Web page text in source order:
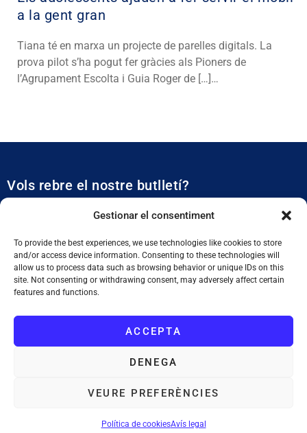
Gestionar el consentiment
To provide the best experiences, we use technologies like cookies to store
and/or access device information. Consenting to these technologies will
allow us to process data such as browsing behavior or unique IDs on this
site. Not consenting or withdrawing consent, may adversely affect certain
features and functions.
ACCEPTA
DENEGA
VEURE PREFERÈNCIES
Política de cookiesAvís legal
a la gent gran
Tiana té en marxa un projecte de parelles digitals. La
prova pilot s’ha pogut fer gràcies als Pioners de
l’Agrupament Escolta i Guia Roger de […]…
Vols rebre el nostre butlletí?
He llegit i accepto laPolítica de Privacitat
Ajuntament de Tiana: Plaça de la Vila, 1. 08391 Tiana. Tel. 933 955